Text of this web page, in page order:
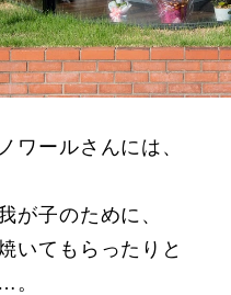
ワールさんには、
が子のために、
いてもらったりと
。